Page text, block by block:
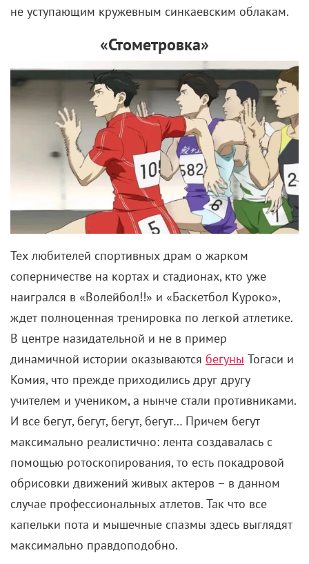
не уступающим кружевным синкаевским облакам.
«Стометровка»
Тех любителей спортивных драм о жарком
соперничестве на кортах и стадионах, кто уже
наигрался в «Волейбол!!» и «Баскетбол Куроко»,
ждет полноценная тренировка по легкой атлетике.
В центре назидательной и не в пример
динамичной истории оказываются бегуны Тогаси и
Комия, что прежде приходились друг другу
учителем и учеником, а нынче стали противниками.
И все бегут, бегут, бегут, бегут… Причем бегут
максимально реалистично: лента создавалась с
помощью ротоскопирования, то есть покадровой
обрисовки движений живых актеров – в данном
случае профессиональных атлетов. Так что все
капельки пота и мышечные спазмы здесь выглядят
максимально правдоподобно.